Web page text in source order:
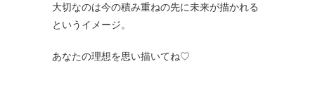
大切なのは今の積み重ねの先に未来が描かれる
というイメージ。
あなたの理想を思い描いてね♡